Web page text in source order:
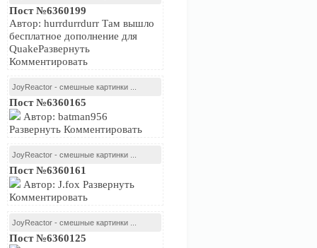
Пост №6360199
Автор: hurrdurrdurr Там вышло
бесплатное дополнение для
QuakeРазвернуть
Комментировать
JoyReactor - смешные картинки ...
Пост №6360165
Автор: batman956
Развернуть Комментировать
JoyReactor - смешные картинки ...
Пост №6360161
Автор: J.fox Развернуть
Комментировать
JoyReactor - смешные картинки ...
Пост №6360125